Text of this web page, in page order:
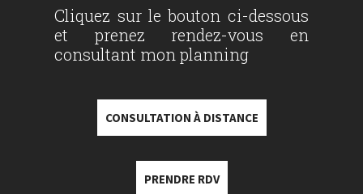
Cliquez sur le bouton ci-dessous
et prenez rendez-vous en
consultant mon planning
CONSULTATION À DISTANCE
PRENDRE RDV